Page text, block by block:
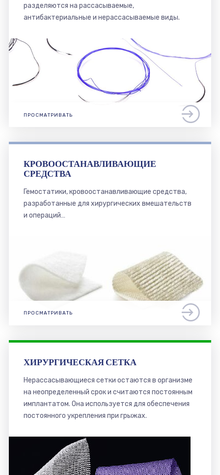
разделяются на рассасываемые,
антибактериальные и нерассасываемые виды.
ПРОСМАТРИВАТЬ
КРОВООСТАНАВЛИВАЮЩИЕ
СРЕДСТВА
Гемостатики, кровоостанавливающие средства,
разработанные для хирургических вмешательств
и операций…
ПРОСМАТРИВАТЬ
ХИРУРГИЧЕСКАЯ СЕТКА
Нерассасывающиеся сетки остаются в организме
на неопределенный срок и считаются постоянным
имплантатом. Она используется для обеспечения
постоянного укрепления при грыжах.